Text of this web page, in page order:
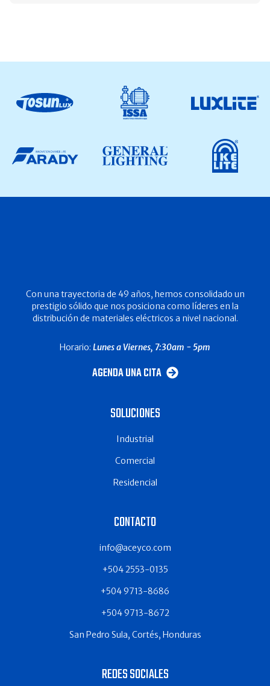
Con una trayectoria de 49 años, hemos consolidado un
prestigio sólido que nos posiciona como líderes en la
distribución de materiales eléctricos a nivel nacional.
Horario: Lunes a Viernes, 7:30am - 5pm
AGENDA UNA CITA
SOLUCIONES
Industrial
Comercial
Residencial
CONTACTO
info@aceyco.com
+504 2553-0135
+504 9713-8686
+504 9713-8672
San Pedro Sula, Cortés, Honduras
REDES SOCIALES